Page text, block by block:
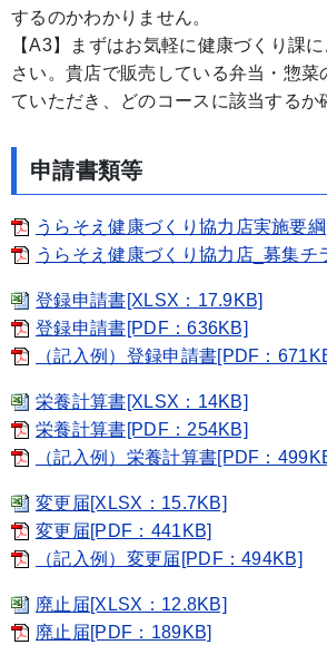
するのかわかりません。
【A3】まずはお気軽に健康づくり課
さい。貴店で販売している弁当・惣菜
ていただき、どのコースに該当するか
申請書類等
うらそえ健康づくり協力店実施要
うらそえ健康づくり協力店_募集チ
登録申請書[XLSX：17.9KB]
登録申請書[PDF：636KB]
（記入例）登録申請書[PDF：
栄養計算書[XLSX：14KB]
栄養計算書[PDF：254KB]
（記入例）栄養計算書[PDF：
変更届[XLSX：15.7KB]
変更届[PDF：441KB]
（記入例）変更届[PDF：494KB]
廃止届[XLSX：12.8KB]
廃止届[PDF：189KB]